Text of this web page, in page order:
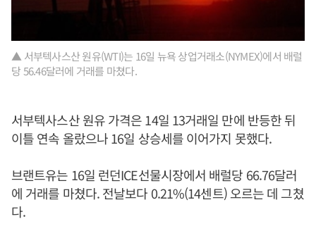
▲ 서부텍사스산 원유(WTI)는 16일 뉴욕 상업거래소(NYMEX)에서 배럴
당 56.46달러에 거래를 마쳤다.
서부텍사스산 원유 가격은 14일 13거래일 만에 반등한 뒤
이틀 연속 올랐으나 16일 상승세를 이어가지 못했다.
브랜트유는 16일 런던ICE선물시장에서 배럴당 66.76달러
에 거래를 마쳤다. 전날보다 0.21%(14센트) 오르는 데 그쳤
다.